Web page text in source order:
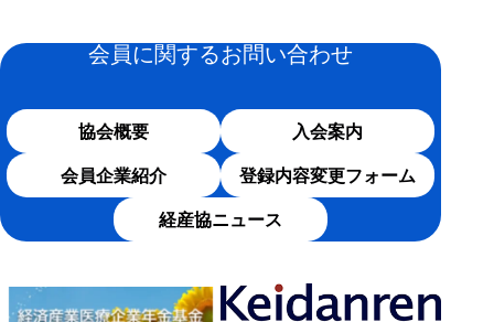
会員に関するお問い合わせ
協会概要
入会案内
会員企業紹介
登録内容変更フォーム
経産協ニュース